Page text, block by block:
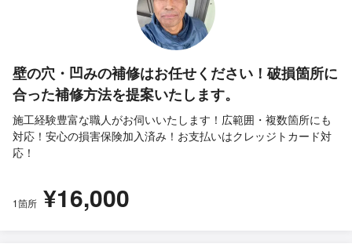
壁の穴・凹みの補修はお任せください！破損箇所に
合った補修方法を提案いたします。
施工経験豊富な職人がお伺いいたします！広範囲・複数箇所にも
対応！安心の損害保険加入済み！お支払いはクレッジトカード対
応！
1箇所 ¥16,000